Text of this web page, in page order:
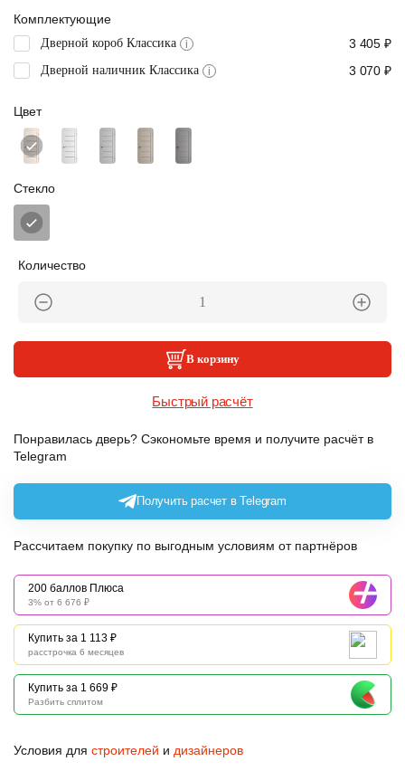
Комплектующие
Дверной короб Классика i 3 405 ₽
Дверной наличник Классика i 3 070 ₽
Цвет
Стекло
Количество
В корзину
Быстрый расчёт
Понравилась дверь? Сэкономьте время и получите расчёт в
Telegram
Получить расчет в Telegram
Рассчитаем покупку по выгодным условиям от партнёров
200 баллов Плюса
3% от 6 676 ₽
Купить за 1 113 ₽
расстрочка 6 месяцев
Купить за 1 669 ₽
Разбить сплитом
Условия для строителей и дизайнеров